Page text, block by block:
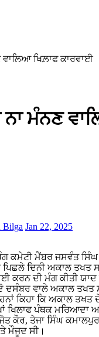
ਖਿਲ਼ਾਫ ਕਾਰਵਾਈ
ਮੰਨਣ
Bilga Jan 22, 2025
ਦਿਨੀ ਅਕਾਲ ਤਖਤ
ਕਰਨ ਦੀ ਮੰਗ ਕੀਤੀ
ਦਸੰਬਰ ਵਾਲੇ ਅਕਾਲ
ਕਿਹਾ ਕਿ ਅਕਾਲ ਤਖਤ
ਪੰਥਕ ਮਰਿਆਦਾ
ਕੌਰ, ਤੇਜਾ ਸਿੰਘ
ਮੌਜੂਦ ਸੀ।